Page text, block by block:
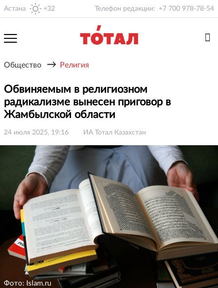
Астана +32 Телефон редакции: +7 700 978-78-54
Общество → Религия
Обвиняемым в религиозном
радикализме вынесен приговор в
Жамбылской области
24 июля 2025, 19:16 ИА Тотал Казахстан
Фото: Islam.ru